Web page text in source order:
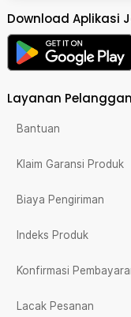
Download Aplikasi
Layanan Pelanggan
Bantuan
Klaim Garansi Produk
Biaya Pengiriman
Indeks Produk
Konfirmasi
Lacak Pesanan